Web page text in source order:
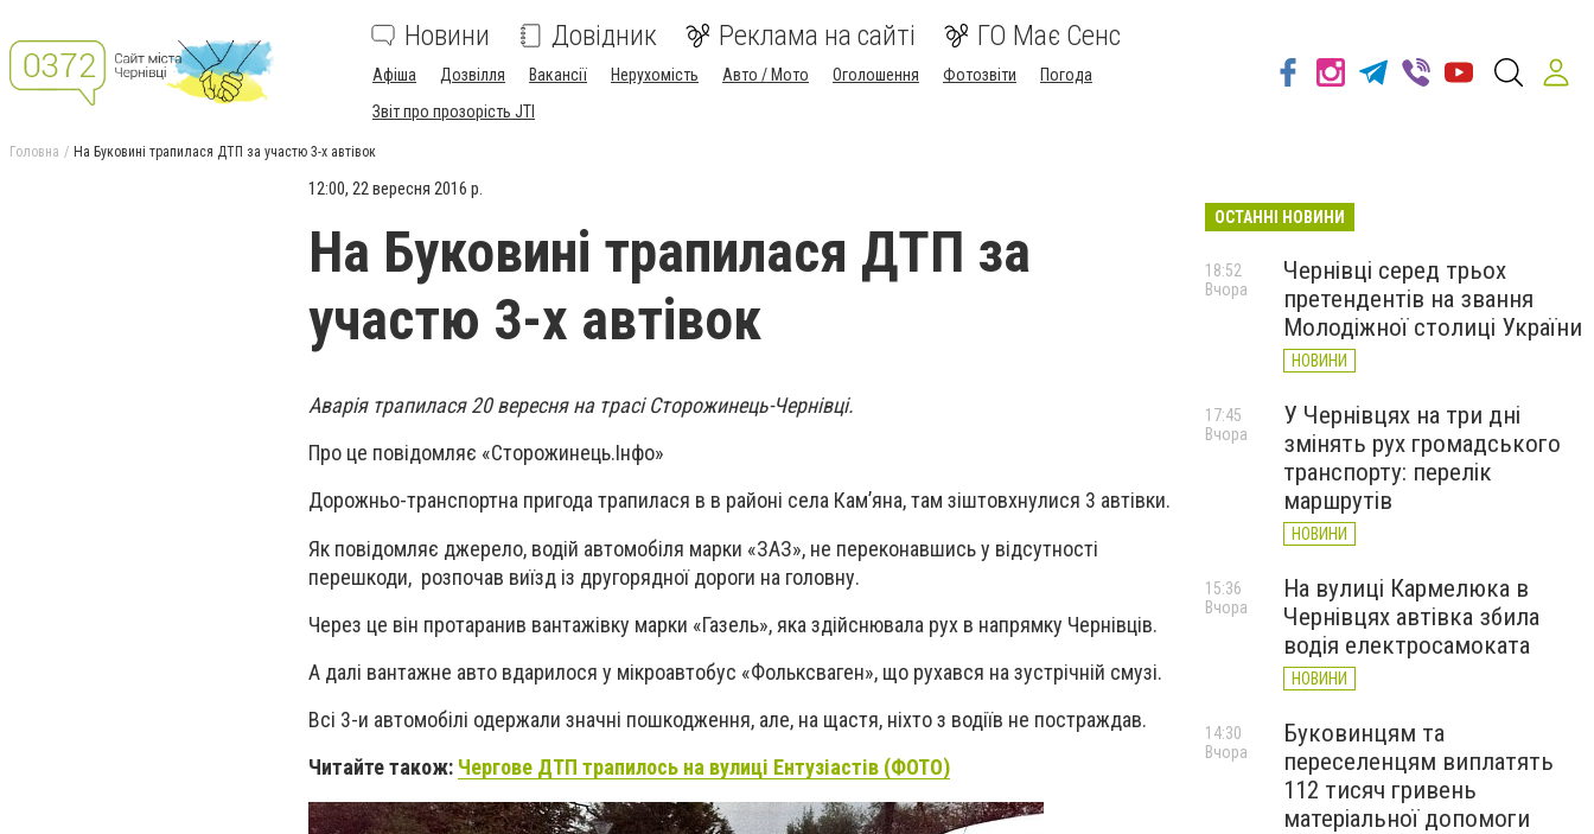
Новини Довідник Реклама на сайті ГО Має Сенс
Афіша Дозвілля Вакансії Нерухомість Авто / Мото Оголошення Фотозвіти
Погода
Звіт про прозорість JTI
Головна На Буковині трапилася ДТП за участю 3-х автівок
12:00, 22 вересня 2016 р.
На Буковині трапилася ДТП за
участю 3-х автівок
Аварія трапилася 20 вересня на трасі Сторожинець-Чернівці.
Про це повідомляє «Сторожинець.Інфо»
Дорожньо-транспортна пригода трапилася в в районі села Кам’яна, там зіштовхнулися 3 автівки.
Як повідомляє джерело, водій автомобіля марки «ЗАЗ», не переконавшись у відсутності
перешкоди, розпочав виїзд із другорядної дороги на головну.
Через це він протаранив вантажівку марки «Газель», яка здійснювала рух в напрямку Чернівців.
А далі вантажне авто вдарилося у мікроавтобус «Фольксваген», що рухався на зустрічній смузі.
Всі 3-и автомобілі одержали значні пошкодження, але, на щастя, ніхто з водіїв не постраждав.
Читайте також: Чергове ДТП трапилось на вулиці Ентузіастів (ФОТО)
ОСТАННІ НОВИНИ
Чернівці серед трьох
претендентів на звання
Молодіжної столиці України
НОВИНИ
18:52
Вчора
У Чернівцях на три дні
змінять рух громадського
транспорту: перелік
маршрутів
НОВИНИ
17:45
Вчора
На вулиці Кармелюка в
Чернівцях автівка збила
водія електросамоката
НОВИНИ
15:36
Вчора
Буковинцям та
переселенцям виплатять
112 тисяч гривень
матеріальної допомоги
14:30
Вчора